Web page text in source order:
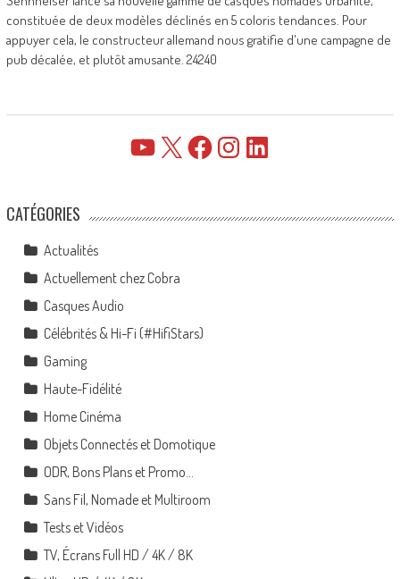
constituée de deux modèles déclinés en 5 coloris tendances. Pour
appuyer cela, le constructeur allemand nous gratifie d'une campagne de
pub décalée, et plutôt amusante. 24240
YouTube FacebookInstagramLinkedIn
CATÉGORIES
Actualités
Actuellement chez Cobra
Casques Audio
Célébrités & Hi-Fi (#HifiStars)
Gaming
Haute-Fidélité
Home Cinéma
Objets Connectés et Domotique
ODR, Bons Plans et Promo…
Sans Fil, Nomade et Multiroom
Tests et Vidéos
TV, Écrans Full HD / 4K / 8K